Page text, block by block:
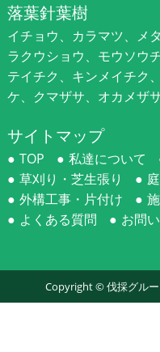
落葉針葉樹
イチョウ、カラマツ、メ
ラクウショウ、モウソウ
テイチク、キンメイチク
ケ、クマザサ、オカメザ
サイトマップ
TOP 私達について
草刈り・芝生張り
外構工事・片付け
よくある質問
お問
Copyright ©伐採グル